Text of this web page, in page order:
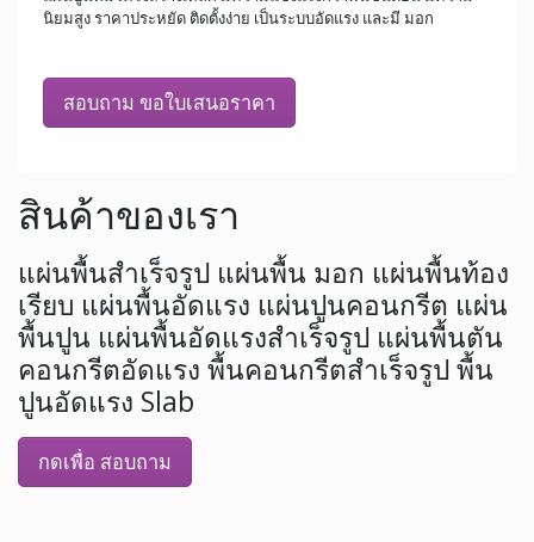
นิยมสูง ราคาประหยัด ติดตั้งง่าย เป็นระบบอัดแรง และมี มอก
สอบถาม ขอใบเสนอราคา
สินค้าของเรา
แผ่นพื้นสำเร็จรูป แผ่นพื้น มอก แผ่นพื้นท้อง
เรียบ แผ่นพื้นอัดแรง แผ่นปูนคอนกรีต แผ่น
พื้นปูน แผ่นพื้นอัดแรงสำเร็จรูป แผ่นพื้นตัน
คอนกรีตอัดแรง พื้นคอนกรีตสำเร็จรูป พื้น
ปูนอัดแรง Slab
กดเพื่อ สอบถาม